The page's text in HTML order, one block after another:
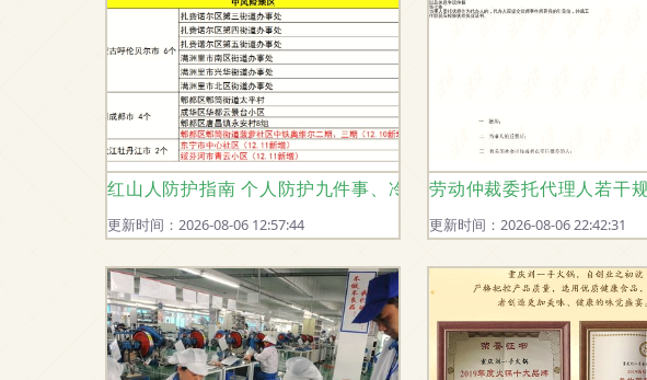
红山人防护指南 个人防护九件事、冷链食品三要点与劳动人事代
更新时间：2026-08-06 12:57:44
劳动仲裁委托代理人若干
更新时间：2026-08-06 22:42:31